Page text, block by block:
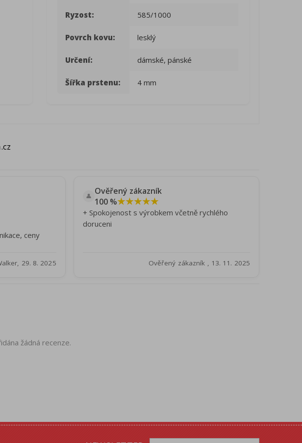
Ryzost: 585/1000
Povrch kovu: lesklý
Určení: dámské, pánské
Šířka prstenu: 4 mm
ceny
29. 8. 2025
👤 Ověřený zákazník
100 %★★★★★
+ Spokojenost s výrobkem včetně rychlého
doruceni
Ověřený zákazník , 13. 11. 2025
žádná recenze.